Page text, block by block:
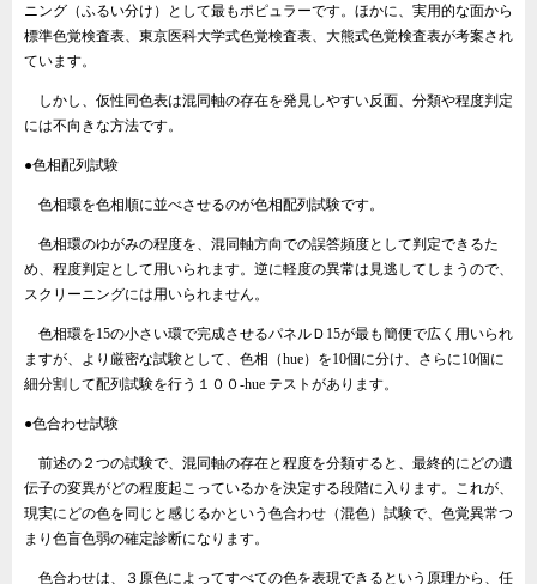
ニング（ふるい分け）として最もポピュラーです。ほかに、実用的な面から
標準色覚検査表、東京医科大学式色覚検査表、大熊式色覚検査表が考案され
ています。
しかし、仮性同色表は混同軸の存在を発見しやすい反面、分類や程度判定
には不向きな方法です。
●色相配列試験
色相環を色相順に並べさせるのが色相配列試験です。
色相環のゆがみの程度を、混同軸方向での誤答頻度として判定できるた
め、程度判定として用いられます。逆に軽度の異常は見逃してしまうので、
スクリーニングには用いられません。
色相環を15の小さい環で完成させるパネルＤ15が最も簡便で広く用いられ
ますが、より厳密な試験として、色相（hue）を10個に分け、さらに10個に
細分割して配列試験を行う１００‐hue テストがあります。
●色合わせ試験
前述の２つの試験で、混同軸の存在と程度を分類すると、最終的にどの遺
伝子の変異がどの程度起こっているかを決定する段階に入ります。これが、
現実にどの色を同じと感じるかという色合わせ（混色）試験で、色覚異常つ
まり色盲色弱の確定診断になります。
色合わせは、３原色によってすべての色を表現できるという原理から、任